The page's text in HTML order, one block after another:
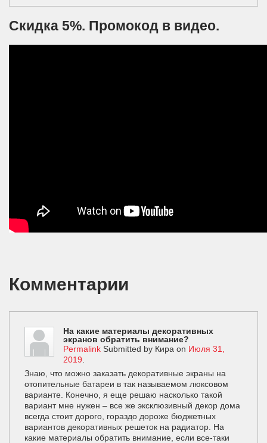
Скидка 5%. Промокод в видео.
Комментарии
На какие материалы декоративных
экранов обратить внимание?
Permalink Submitted by Кира on Июля 31,
2019
Знаю, что можно заказать декоративные экраны на
отопительные батареи в так называемом люксовом
варианте. Конечно, я еще решаю насколько такой
вариант мне нужен – все же эксклюзивный декор дома
всегда стоит дорого, гораздо дороже бюджетных
вариантов декоративных решеток на радиатор. На
какие материалы обратить внимание, если все-таки